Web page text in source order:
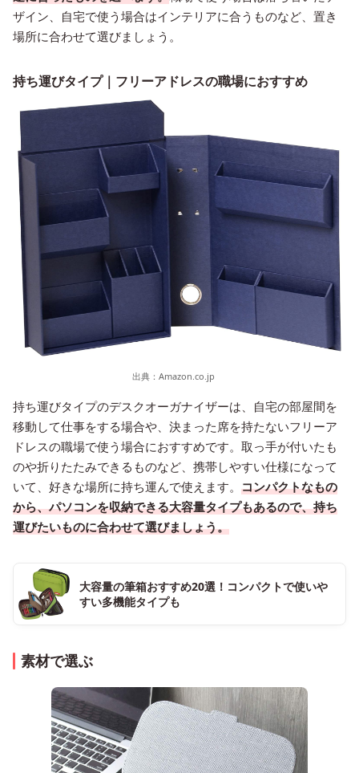
ザイン、自宅で使う場合はインテリアに合うものなど、置き
場所に合わせて選びましょう。
持ち運びタイプ｜フリーアドレスの職場におすすめ
出典： Amazon.co.jp
持ち運びタイプのデスクオーガナイザーは、自宅の部屋間を
移動して仕事をする場合や、決まった席を持たないフリーア
ドレスの職場で使う場合におすすめです。取っ手が付いたも
のや折りたたみできるものなど、携帯しやすい仕様になって
いて、好きな場所に持ち運んで使えます。 コンパクトなもの
から、パソコンを収納できる大容量タイプもあるので、持ち
運びたいものに合わせて選びましょう。
大容量の筆箱おすすめ20選！コンパクトで使いや
すい多機能タイプも
素材で選ぶ